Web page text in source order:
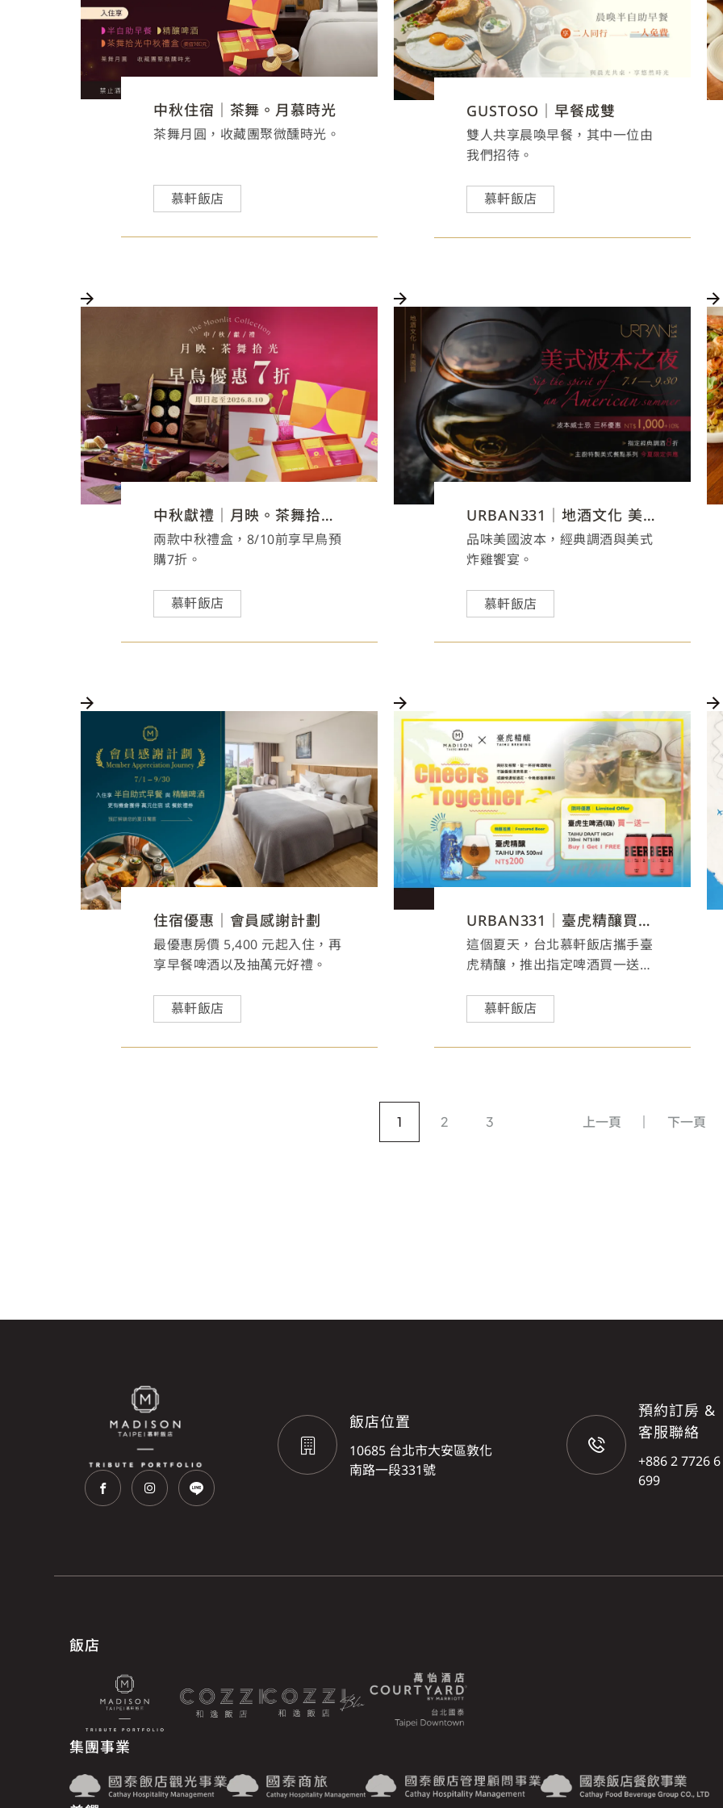
中秋住宿｜茶舞。月慕時光
茶舞月圓，收藏團聚微醺時光。
慕軒飯店
GUSTOSO｜早餐成雙
雙人共享晨喚早餐，其中一位由
我們招待。
慕軒飯店
中秋獻禮｜月映。茶舞拾光禮盒
兩款中秋禮盒，8/10前享早鳥預
購7折。
慕軒飯店
URBAN331｜地酒文化 美國篇
品味美國波本，經典調酒與美式
炸雞饗宴。
慕軒飯店
住宿優惠｜會員感謝計劃
最優惠房價 5,400 元起入住，再
享早餐啤酒以及抽萬元好禮。
慕軒飯店
URBAN331｜臺虎精釀買一送一
這個夏天，台北慕軒飯店攜手臺
虎精釀，推出指定啤酒買一送
慕軒飯店
1 2 3 上一頁 下一頁
飯店位置
10685 台北市大安區敦化
南路一段331號
預約訂房 &
客服聯絡
+886 2 7726 6
699
飯店
集團事業